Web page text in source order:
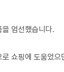
엄선했습니다.
쇼핑에 도움었으